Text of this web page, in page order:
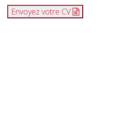
Envoyez votre CV